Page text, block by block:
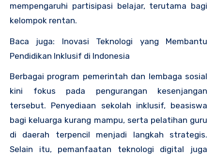
mempengaruhi partisipasi belajar, terutama bagi
kelompok rentan.
Baca juga: Inovasi Teknologi yang Membantu
Pendidikan Inklusif di Indonesia
Berbagai program pemerintah dan lembaga sosial
kini fokus pada pengurangan kesenjangan
tersebut. Penyediaan sekolah inklusif, beasiswa
bagi keluarga kurang mampu, serta pelatihan guru
di daerah terpencil menjadi langkah strategis.
Selain itu, pemanfaatan teknologi digital juga